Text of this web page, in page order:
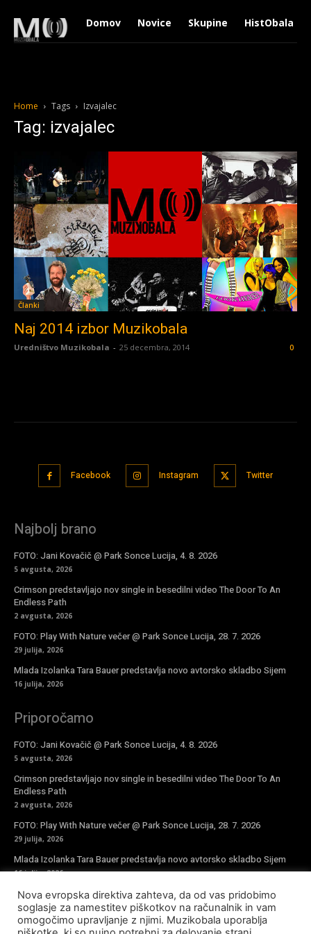
Domov Novice Skupine HistObala
Home Tags Izvajalec
Tag: izvajalec
Članki
Naj 2014 izbor Muzikobala
Uredništvo Muzikobala - 25 decembra, 2014 0
Facebook Instagram Twitter
Najbolj brano
FOTO: Jani Kovačič @ Park Sonce Lucija, 4. 8. 2026
5 avgusta, 2026
Crimson predstavljajo nov single in besedilni video The Door To An
Endless Path
2 avgusta, 2026
FOTO: Play With Nature večer @ Park Sonce Lucija, 28. 7. 2026
29 julija, 2026
Mlada Izolanka Tara Bauer predstavlja novo avtorsko skladbo Sijem
16 julija, 2026
Priporočamo
FOTO: Jani Kovačič @ Park Sonce Lucija, 4. 8. 2026
5 avgusta, 2026
Crimson predstavljajo nov single in besedilni video The Door To An
Endless Path
2 avgusta, 2026
FOTO: Play With Nature večer @ Park Sonce Lucija, 28. 7. 2026
29 julija, 2026
Mlada Izolanka Tara Bauer predstavlja novo avtorsko skladbo Sijem
16 julija, 2026
Vpiši se v novičke
Nova evropska direktiva zahteva, da od vas pridobimo
soglasje za namestitev piškotkov na računalnik in vam
omogočimo upravljanje z njimi. Muzikobala uporablja